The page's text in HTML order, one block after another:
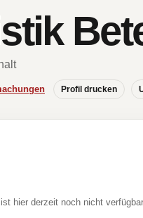
Profil drucken
hier derzeit noch nicht